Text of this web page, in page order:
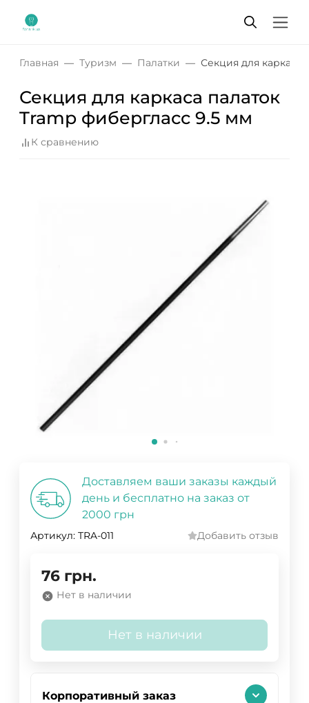
Главная Туризм Палатки Секция для каркаса
Секция для каркаса палаток
Tramp фибергласс 9.5 мм
К сравнению
Доставляем ваши заказы каждый
день и бесплатно на заказ от
2000 грн
Артикул: TRA-011 Добавить отзыв
76 грн.
Нет в наличии
Нет в наличии
Корпоративный заказ